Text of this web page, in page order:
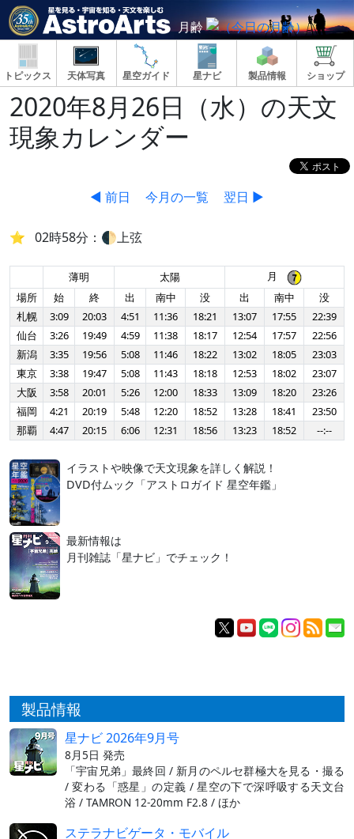
月齢
トピックス 天体写真 星空ガイド 星ナビ 製品情報 ショップ
2020年8月26日（水）の天文
現象カレンダー
◀ 前日 今月の一覧 翌日 ▶
02時58分：🌓上弦
薄明 太陽
月
場所
始 終 出 南中 没 出 南中
没
札幌
3:09 20:03 4:51 11:36 18:21 13:07 17:55
22:39
仙台
3:26 19:49 4:59 11:38 18:17 12:54 17:57
22:56
新潟
3:35 19:56 5:08 11:46 18:22 13:02 18:05
23:03
東京
3:38 19:47 5:08 11:43 18:18 12:53 18:02
23:07
大阪
3:58 20:01 5:26 12:00 18:33 13:09 18:20
23:26
福岡
4:21 20:19 5:48 12:20 18:52 13:28 18:41
23:50
那覇
4:47 20:15 6:06 12:31 18:56 13:23 18:52 --:--
イラストや映像で天文現象を詳しく解説！
DVD付ムック「アストロガイド 星空年鑑」
最新情報は
月刊雑誌「星ナビ」でチェック！
製品情報
星ナビ 2026年9月号
8月5日 発売
「宇宙兄弟」最終回 / 新月のペルセ群極大を見る・撮る
/ 変わる「惑星」の定義 / 星空の下で深呼吸する天文台
浴 / TAMRON 12-20mm F2.8 / ほか
ステラナビゲータ・モバイル